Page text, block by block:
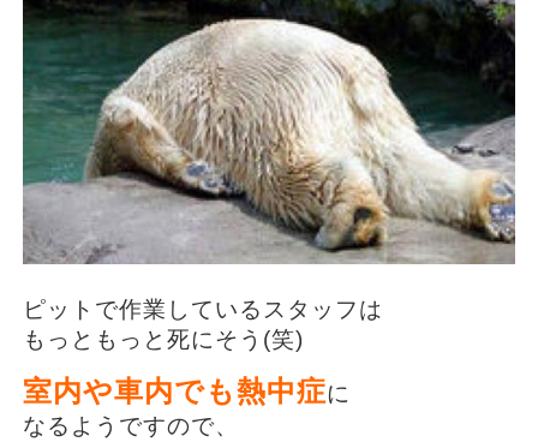
ピットで作業しているスタッフは
もっともっと死にそう(笑)
室内や車内でも熱中症に
なるようですので、